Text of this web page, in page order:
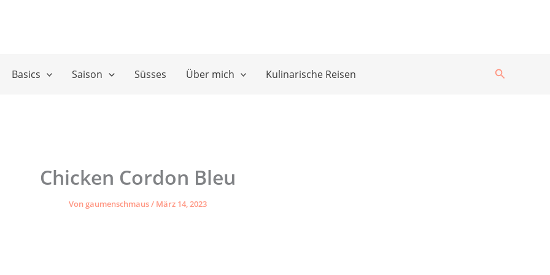
Basics Saison Süsses Über mich Kulinarische Reisen Suchen
Chicken Cordon Bleu
Vongaumenschmaus/ März 14, 2023